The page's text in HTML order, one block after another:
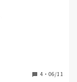
4 ・ 06/11